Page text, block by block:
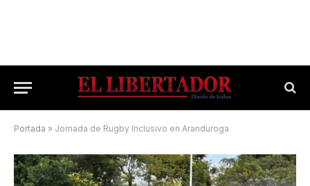
Portada » Jornada de Rugby Inclusivo en Aranduroga